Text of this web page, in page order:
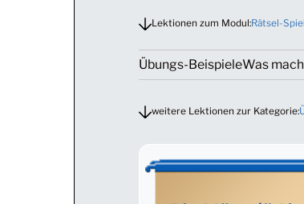
Lektionen zum Modul:Rätsel-
Übungs-BeispieleWas
weitere Lektionen zur Kategorie: